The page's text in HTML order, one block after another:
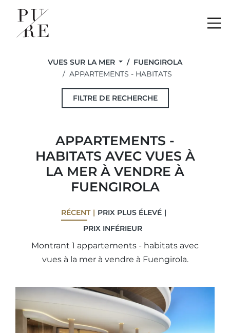
VUES SUR LA MER
FUENGIROLA
APPARTEMENTS - HABITATS
FILTRE DE RECHERCHE
APPARTEMENTS -
HABITATS AVEC VUES À
LA MER À VENDRE À
FUENGIROLA
RÉCENT
PRIX ​​PLUS ÉLEVÉ
PRIX ​​INFÉRIEUR
Montrant 1 appartements - habitats avec
vues à la mer à vendre à Fuengirola.